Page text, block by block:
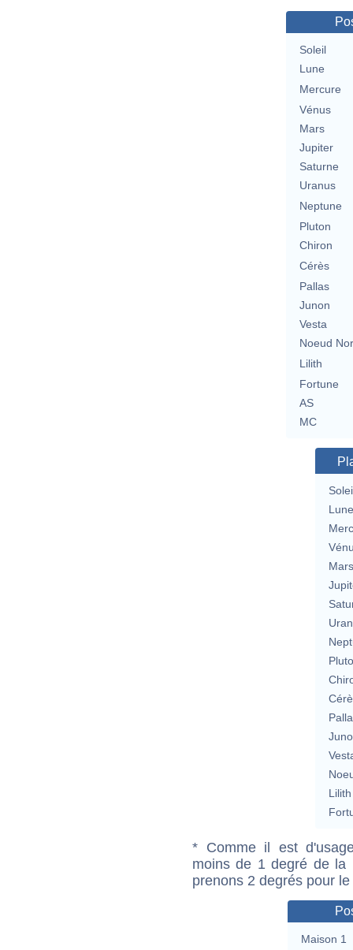
Soleil
Lune
Mercure
Vénus
Mars
Jupiter
Saturne
Uranus
Neptune
Pluton
Chiron
Cérès
Pallas
Junon
Vesta
Noeud
Lilith
Fortune
AS
MC
Lune
Mars
Lilith
* Comme il est
moins de 1 degré de la
prenons 2 degrés pour
Maison 1